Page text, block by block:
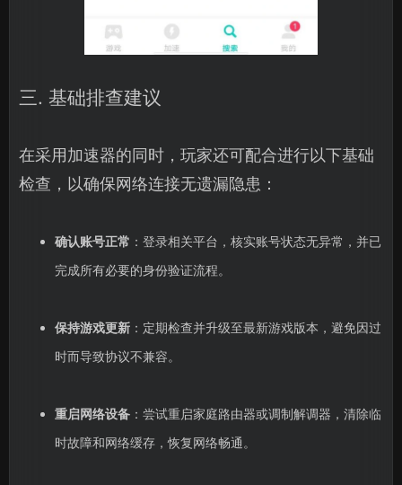
三. 基础排查建议
在采用加速器的同时，玩家还可配合进行以下基础
检查，以确保网络连接无遗漏隐患：
确认账号正常 ：登录相关平台，核实账号状态无异常，并已
完成所有必要的身份验证流程。
保持游戏更新：定期检查并升级至最新游戏版本，避免因过
时而导致协议不兼容。
重启网络设备：尝试重启家庭路由器或调制解调器，清除临
时故障和网络缓存，恢复网络畅通。